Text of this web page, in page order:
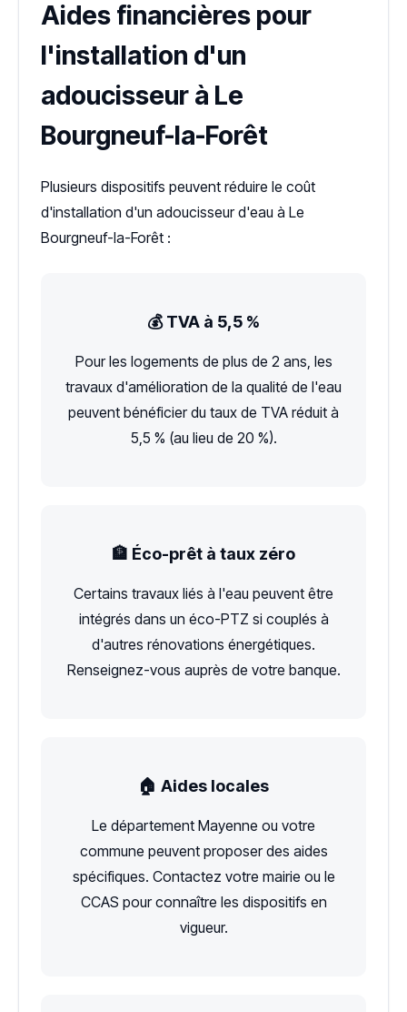
Aides financières pour
l'installation d'un
adoucisseur à Le
Bourgneuf-la-Forêt
Plusieurs dispositifs peuvent réduire le coût
d'installation d'un adoucisseur d'eau à Le
Bourgneuf-la-Forêt :
💰 TVA à 5,5 %
Pour les logements de plus de 2 ans, les
travaux d'amélioration de la qualité de l'eau
peuvent bénéficier du taux de TVA réduit à
5,5 % (au lieu de 20 %).
🏦 Éco-prêt à taux zéro
Certains travaux liés à l'eau peuvent être
intégrés dans un éco-PTZ si couplés à
d'autres rénovations énergétiques.
Renseignez-vous auprès de votre banque.
🏠 Aides locales
Le département Mayenne ou votre
commune peuvent proposer des aides
spécifiques. Contactez votre mairie ou le
CCAS pour connaître les dispositifs en
vigueur.